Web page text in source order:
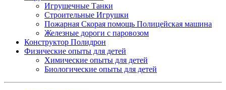
Игрушечные Танки
Строительные Игрушки
Пожарная Скорая помощь Полицейская машина
Железные дороги с паровозом
Конструктор Полидрон
Физические опыты для детей
Химические опыты для детей
Биологические опыты для детей